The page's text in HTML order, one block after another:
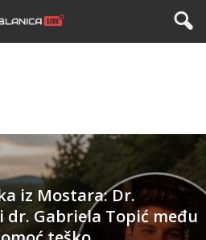
iz Mostara: Dr.
Gabriela Topić među